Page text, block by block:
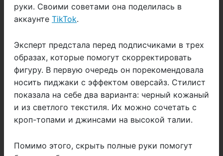
руки. Своими советами она поделилась в
аккаунте TikTok.
Эксперт предстала перед подписчиками в трех
образах, которые помогут скорректировать
фигуру. В первую очередь он порекомендовала
носить пиджаки с эффектом оверсайз. Стилист
показала на себе два варианта: черный кожаный
и из светлого текстиля. Их можно сочетать с
кроп-топами и джинсами на высокой талии.
Помимо этого, скрыть полные руки помогут